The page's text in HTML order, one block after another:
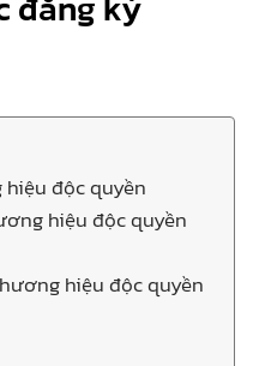
độc quyền
hiệu độc quyền
hiệu độc quyền